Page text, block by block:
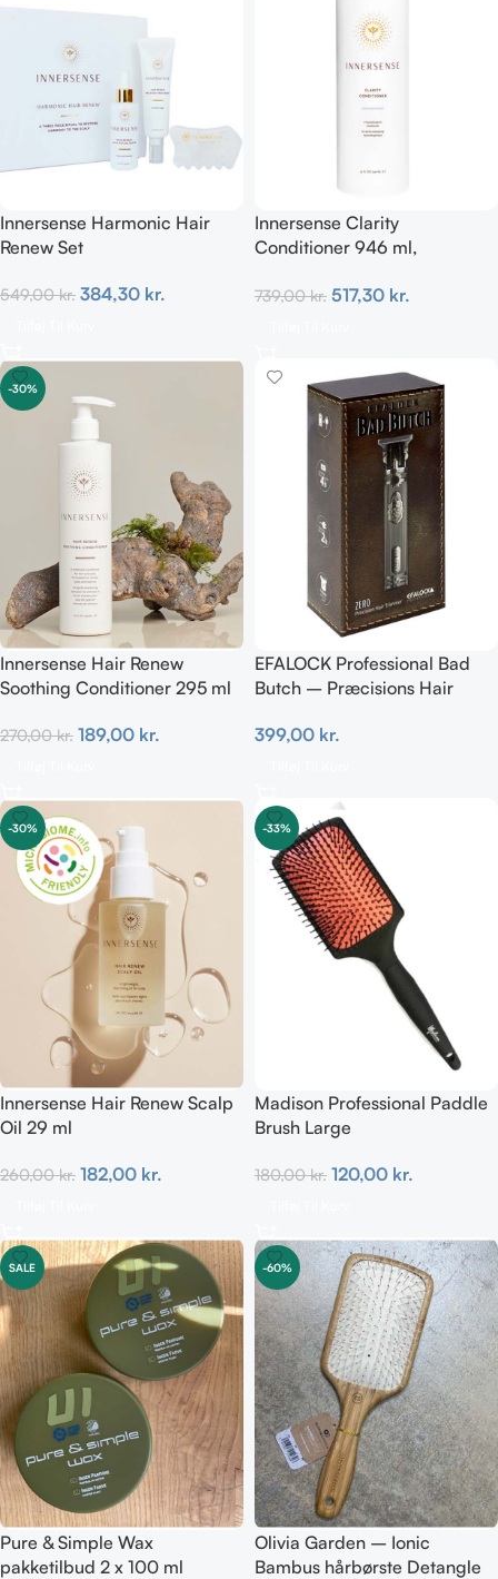
Innersense Harmonic Hair
Renew Set
549,00kr. 384,30 kr.
Innersense Clarity
Conditioner 946 ml,
free
739,00kr. 517,30 kr.
-30%
Innersense Hair Renew
Soothing Conditioner 295 ml
270,00kr. 189,00 kr.
EFALOCK Professional Bad
Butch – Præcisions Hair
399,00 kr.
-30%
Innersense Hair Renew Scalp
Oil 29 ml
260,00kr. 182,00 kr.
-33%
Madison Professional Paddle
Brush Large
180,00kr. 120,00 kr.
SALE
Pure & Simple Wax
pakketilbud 2 x 100 ml
-60%
Olivia Garden – Ionic
Bambus hårbørste Detangle